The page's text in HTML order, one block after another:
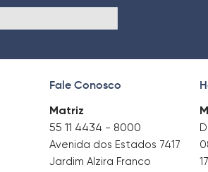
Fale Conosco
Matriz
55 11 4434 - 8000
Avenida dos Estados 7417
Jardim Alzira Franco